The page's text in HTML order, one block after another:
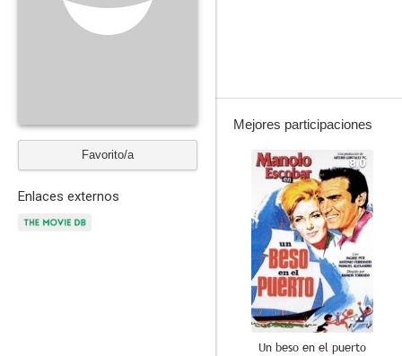
Favorito/a
Enlaces externos
Mejores participaciones
8.0
Un beso en el puerto